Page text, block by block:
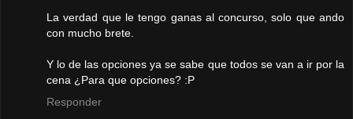
La verdad que le tengo ganas al concurso, solo que ando
con mucho brete.
Y lo de las opciones ya se sabe que todos se van a ir por la
cena ¿Para que opciones? :P
Responder